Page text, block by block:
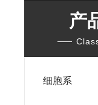
产
细胞系